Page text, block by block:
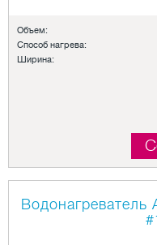
Объем:
Способ нагрева:
Ширина:
Водонагреватель